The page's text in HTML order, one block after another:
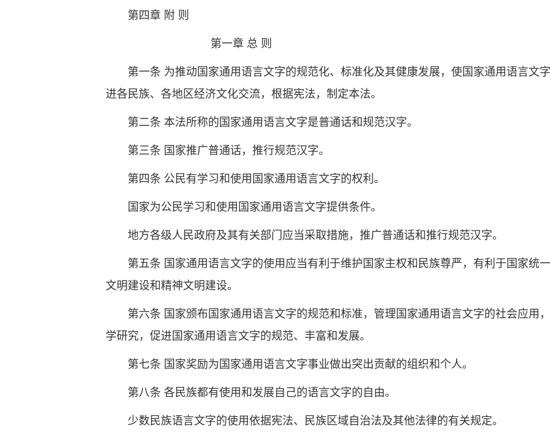
第四章 附 则
第一章 总 则
第一条 为推动国家通用语言文字的规范化、标准化及其健康发展，使国家通用语言文
进各民族、各地区经济文化交流，根据宪法，制定本法。
第二条 本法所称的国家通用语言文字是普通话和规范汉字。
第三条 国家推广普通话，推行规范汉字。
第四条 公民有学习和使用国家通用语言文字的权利。
国家为公民学习和使用国家通用语言文字提供条件。
地方各级人民政府及其有关部门应当采取措施，推广普通话和推行规范汉字。
第五条 国家通用语言文字的使用应当有利于维护国家主权和民族尊严，有利于国家统
文明建设和精神文明建设。
第六条 国家颁布国家通用语言文字的规范和标准，管理国家通用语言文字的社会应用
学研究，促进国家通用语言文字的规范、丰富和发展。
第七条 国家奖励为国家通用语言文字事业做出突出贡献的组织和个人。
第八条 各民族都有使用和发展自己的语言文字的自由。
少数民族语言文字的使用依据宪法、民族区域自治法及其他法律的有关规定。